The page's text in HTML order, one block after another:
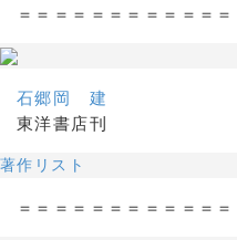
＝＝＝＝＝＝＝＝＝＝＝＝
石郷岡 建
東洋書店刊
著作リスト
＝＝＝＝＝＝＝＝＝＝＝＝